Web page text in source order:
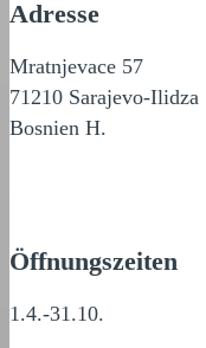
Adresse
Mratnjevace 57
71210 Sarajevo-Ilidza
Bosnien H.
Öffnungszeiten
1.4.-31.10.